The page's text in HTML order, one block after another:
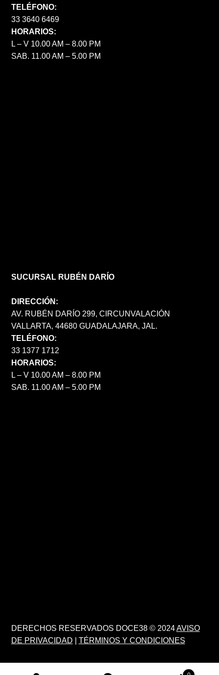
TELÉFONO:
33 3640 6469
HORARIOS:
L – V 10.00 AM – 8.00 PM
SAB. 11.00 AM – 5.00 PM
SUCURSAL RUBÉN DARÍO
DIRECCIÓN:
AV. RUBÉN DARÍO 299, CIRCUNVALACIÓN
VALLARTA, 44680 GUADALAJARA, JAL.
TELÉFONO:
33 1377 1712
HORARIOS:
L – V 10.00 AM – 8.00 PM
SAB. 11.00 AM – 5.00 PM
DERECHOS RESERVADOS DOCE38 © 2024AVISO
DE PRIVACIDAD
TÉRMINOS Y CONDICIONES